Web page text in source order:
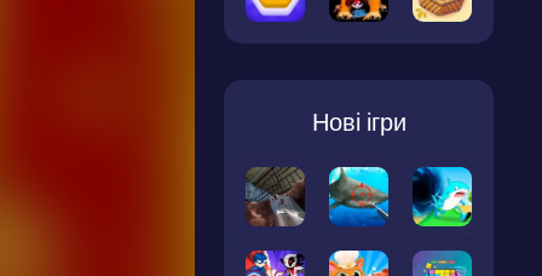
Нові ігри